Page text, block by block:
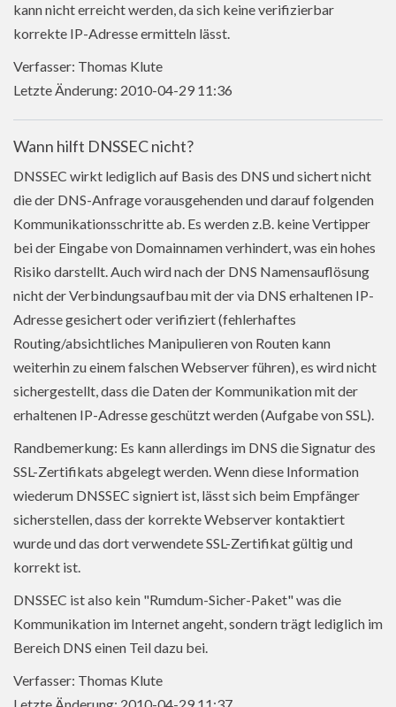
kann nicht erreicht werden, da sich keine verifizierbar
korrekte IP-Adresse ermitteln lässt.
Verfasser: Thomas Klute
Letzte Änderung: 2010-04-29 11:36
Wann hilft DNSSEC nicht?
DNSSEC wirkt lediglich auf Basis des DNS und sichert nicht
die der DNS-Anfrage vorausgehenden und darauf folgenden
Kommunikationsschritte ab. Es werden z.B. keine Vertipper
bei der Eingabe von Domainnamen verhindert, was ein hohes
Risiko darstellt. Auch wird nach der DNS Namensauflösung
nicht der Verbindungsaufbau mit der via DNS erhaltenen IP-
Adresse gesichert oder verifiziert (fehlerhaftes
Routing/absichtliches Manipulieren von Routen kann
weiterhin zu einem falschen Webserver führen), es wird nicht
sichergestellt, dass die Daten der Kommunikation mit der
erhaltenen IP-Adresse geschützt werden (Aufgabe von SSL).
Randbemerkung: Es kann allerdings im DNS die Signatur des
SSL-Zertifikats abgelegt werden. Wenn diese Information
wiederum DNSSEC signiert ist, lässt sich beim Empfänger
sicherstellen, dass der korrekte Webserver kontaktiert
wurde und das dort verwendete SSL-Zertifikat gültig und
korrekt ist.
DNSSEC ist also kein "Rumdum-Sicher-Paket" was die
Kommunikation im Internet angeht, sondern trägt lediglich im
Bereich DNS einen Teil dazu bei.
Verfasser: Thomas Klute